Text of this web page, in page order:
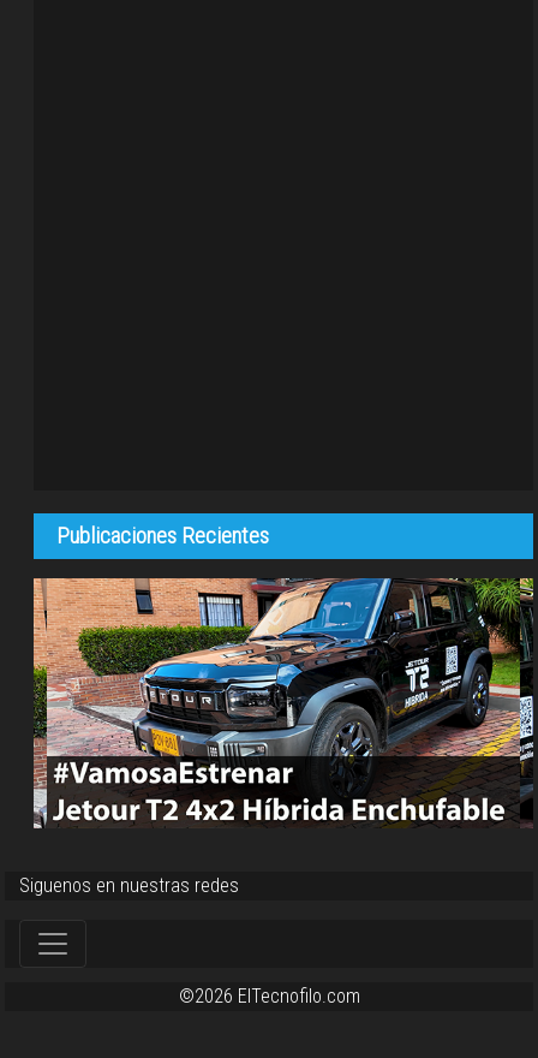
Publicaciones Recientes
Siguenos en nuestras redes
©2026 ElTecnofilo.com